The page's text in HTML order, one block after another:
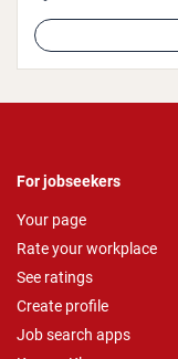
For jobseekers
Your page
Rate your workplace
See ratings
Create profile
Job search apps